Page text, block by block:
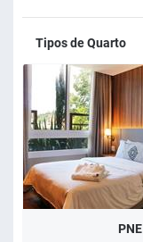
Tipos de Quarto
PNE